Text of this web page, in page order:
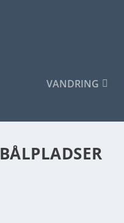
VANDRING
BÅLPLADSER